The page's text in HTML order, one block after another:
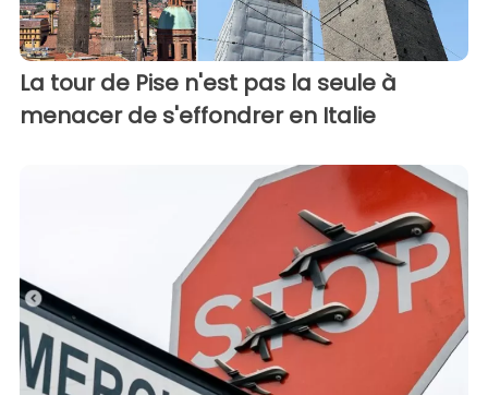
La tour de Pise n'est pas la seule à
menacer de s'effondrer en Italie